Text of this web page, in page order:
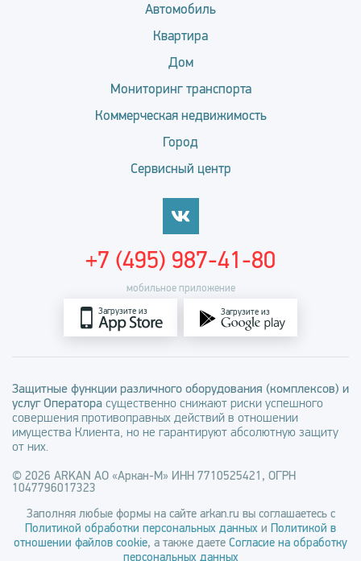
Автомобиль
Квартира
Дом
Мониторинг транспорта
Коммерческая недвижимость
Город
Сервисный центр
мобильное приложение
Загрузите из Загрузите из
+7 (495) 987-41-80
Защитные функции различного оборудования (комплексов) и
услуг Оператора существенно снижают риски успешного
совершения противоправных действий в отношении
имущества Клиента, но не гарантируют абсолютную защиту
от них.
© 2026 ARKAN АО «Аркан-М» ИНН 7710525421, ОГРН
1047796017323
Заполняя любые формы на сайте arkan.ru вы соглашаетесь с
Политикой обработки персональных данных и Политикой в
отношении файлов cookie, а также даете Согласие на обработку
персональных данных